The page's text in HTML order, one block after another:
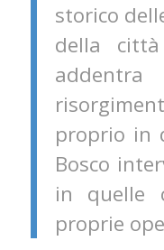
storico
della
proprio in
Bosco
in quelle
proprie